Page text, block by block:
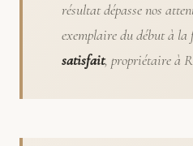
résultat dépasse nos
exemplaire du début à
satisfait, propriétaire à